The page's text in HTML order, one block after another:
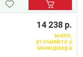
14 238 р.
мало,
уточняйте у
менеджера